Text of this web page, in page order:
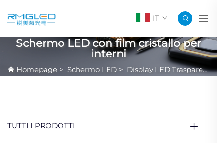
IT
Schermo LED con film cristallo per
interni
Homepage > Schermo LED > Display LED Trasparente
TUTTI I PRODOTTI